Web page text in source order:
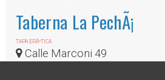
Taberna La PechÃ¡
TAPA ERÃ³TICA
Calle Marconi 49